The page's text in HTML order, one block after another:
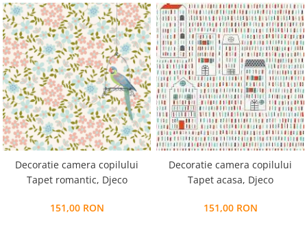
Decoratie camera copilului
Tapet romantic, Djeco
151,00 RON
Decoratie camera copilului
Tapet acasa, Djeco
151,00 RON